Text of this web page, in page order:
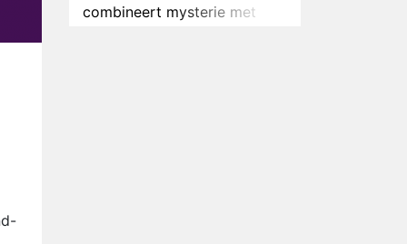
combineert mysterie met